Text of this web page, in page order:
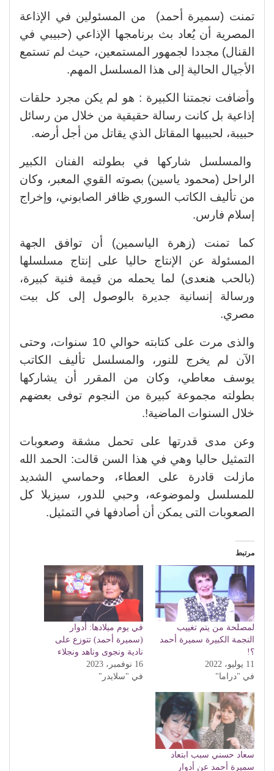
تمنت (سميرة أحمد) من المسئولين في الإذاعة
المصرية أن يُعاد بث برنامجها الإذاعي (حبيبي في
القنال) مجددا لجمهور المستمعين، حيث لم تستمع
الأجيال الحالية إلى هذا المسلسل المهم.
وأضافت نجمتنا الكبيرة : هو لم يكن مجرد حلقات
إذاعية بل كانت رسالة حقيقية من خلال من رسائل
حبيبة، لحبيبها المقاتل الذي يقاتل من أجل أرضه.
والمسلسل شاركها في بطولته الفنان الكبير
الراحل (محمود ياسين) بصوته القوي المعبر، وكان
من تأليف الكاتب السوري ظافر الصابوني، وإخراج
إسلام فارس.
كما تمنت (زهرة الياسمين) أن توافق الجهة
المسئولة عن الإنتاج حاليا على إنتاج مسلسلها
(بالحب هنعدى) لما يحمله من قيمة فنية كبيرة،
ورسالة إنسانية جديرة بالوصول إلى كل بيت
مصري.
والذى مرت على كتابته حوالي 10 سنوات، وحتى
الآن لم يخرج للنور، والمسلسل تأليف الكاتب
يوسف معاطي، وكان من المقرر أن يشاركها
بطولته مجموعة كبيرة من النجوم توفى بعضهم
خلال السنوات الماضية!.
وعن مدى قدرتها على تحمل مشقة وصعوبات
التمثيل حاليا وهي في هذا السن قالت: الحمد الله
مازلت قادرة على العطاء، وحماسي الشديد
للمسلسل ولموضوعه، وحبي للدور، سيزيلا كل
الصعوبات التى يمكن أن أصادفها في التمثيل.
مرتبط
لمصلحة من يتم تغييب
النجمة الكبيرة سميرة أحمد
؟!
11 يوليو، 2022
في "دراما"
في يوم ميلادها: أدوار
(سميرة أحمد) تتوزع على
نادية ونجوى وناهد ونجلاء
16 نوفمبر، 2023
في "سلايدر"
سعاد حسني سبب ابتعاد
سميرة أحمد عن أدوار